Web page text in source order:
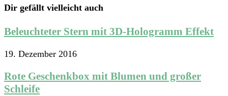
Dir gefällt vielleicht auch
Beleuchteter Stern mit 3D-Hologramm Effekt
19. Dezember 2016
Rote Geschenkbox mit Blumen und großer
Schleife